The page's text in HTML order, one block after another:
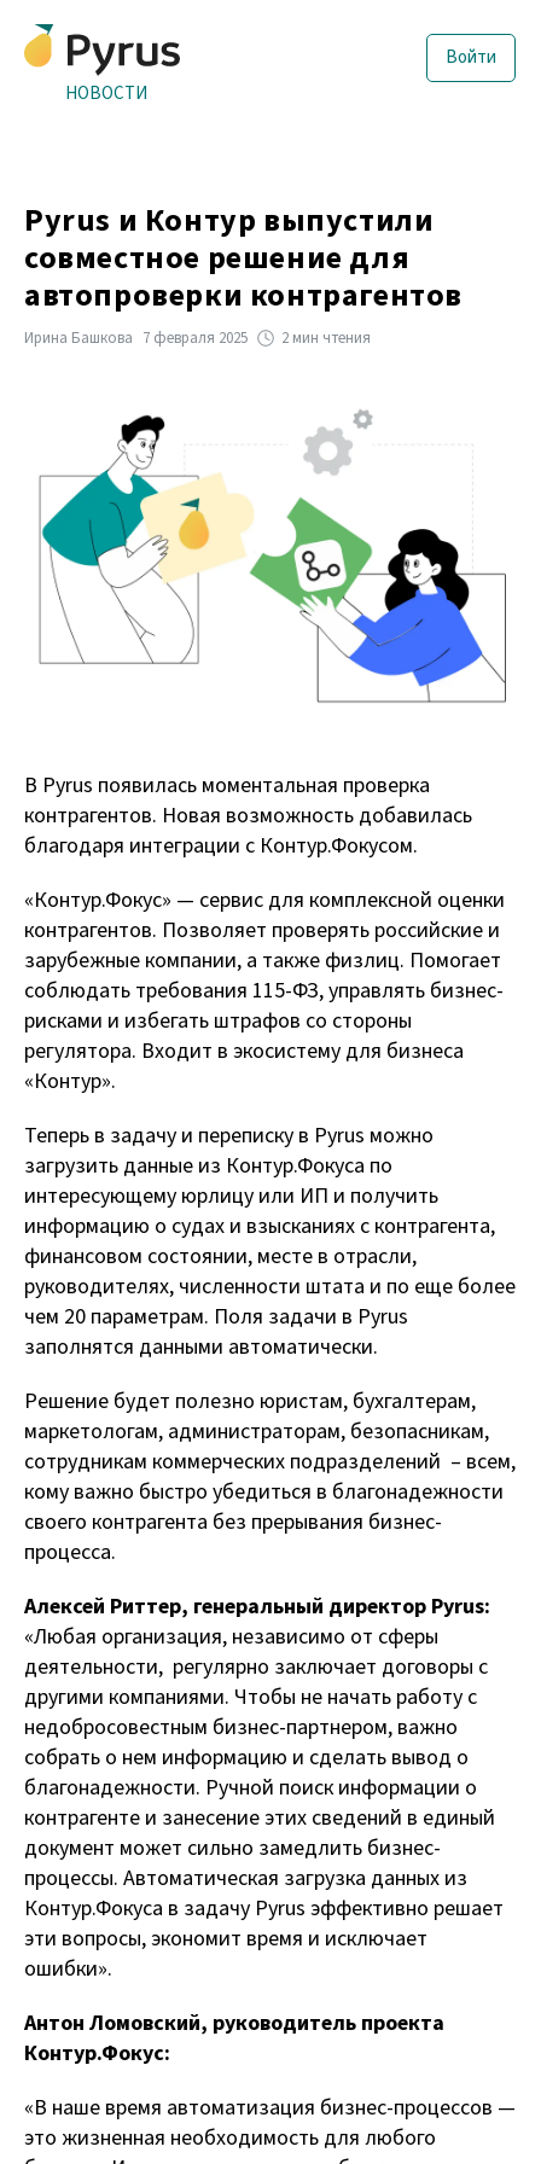
НОВОСТИ
Войти
Pyrus и Контур выпустили
совместное решение для
автопроверки контрагентов
Ирина Башкова 7 февраля 2025 2 мин чтения
В Pyrus появилась моментальная проверка
контрагентов. Новая возможность добавилась
благодаря интеграции с Контур.Фокусом.
«Контур.Фокус» — сервис для комплексной оценки
контрагентов. Позволяет проверять российские и
зарубежные компании, а также физлиц. Помогает
соблюдать требования 115-ФЗ, управлять бизнес-
рисками и избегать штрафов со стороны
регулятора. Входит в экосистему для бизнеса
«Контур».
Теперь в задачу и переписку в Pyrus можно
загрузить данные из Контур.Фокуса по
интересующему юрлицу или ИП и получить
информацию о судах и взысканиях с контрагента,
финансовом состоянии, месте в отрасли,
руководителях, численности штата и по еще более
чем 20 параметрам. Поля задачи в Pyrus
заполнятся данными автоматически.
Решение будет полезно юристам, бухгалтерам,
маркетологам, администраторам, безопасникам,
сотрудникам коммерческих подразделений – всем,
кому важно быстро убедиться в благонадежности
своего контрагента без прерывания бизнес-
процесса.
Алексей Риттер, генеральный директор Pyrus:
«Любая организация, независимо от сферы
деятельности, регулярно заключает договоры с
другими компаниями. Чтобы не начать работу с
недобросовестным бизнес-партнером, важно
собрать о нем информацию и сделать вывод о
благонадежности. Ручной поиск информации о
контрагенте и занесение этих сведений в единый
документ может сильно замедлить бизнес-
процессы. Автоматическая загрузка данных из
Контур.Фокуса в задачу Pyrus эффективно решает
эти вопросы, экономит время и исключает
ошибки».
Антон Ломовский, руководитель проекта
Контур.Фокус:
«В наше время автоматизация бизнес-процессов —
это жизненная необходимость для любого